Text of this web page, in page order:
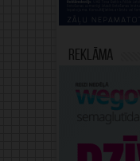
Reklāma